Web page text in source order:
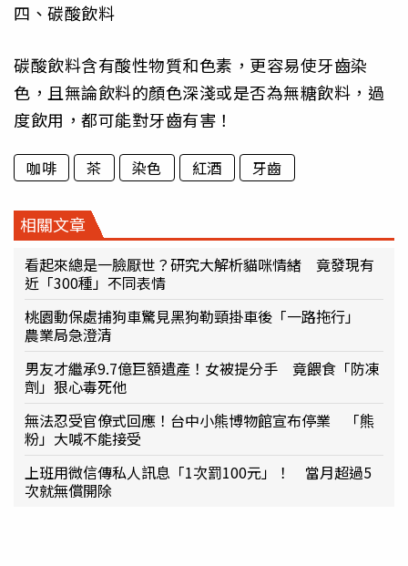
四、碳酸飲料
碳酸飲料含有酸性物質和色素，更容易使牙齒染
色，且無論飲料的顏色深淺或是否為無糖飲料，過
度飲用，都可能對牙齒有害！
咖啡 茶 染色 紅酒 牙齒
相關文章
看起來總是一臉厭世？研究大解析貓咪情緒 竟發現有
近「300種」不同表情
桃園動保處捕狗車驚見黑狗勒頸掛車後「一路拖行」
農業局急澄清
男友才繼承9.7億巨額遺產！女被提分手 竟餵食「防凍
劑」狠心毒死他
無法忍受官僚式回應！台中小熊博物館宣布停業 「熊
粉」大喊不能接受
上班用微信傳私人訊息「1次罰100元」！ 當月超過5
次就無償開除